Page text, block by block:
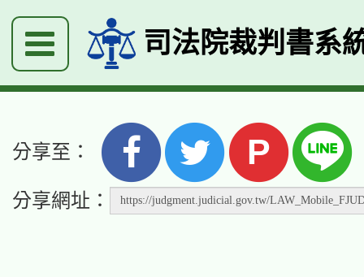
司法院裁判書系
分享至： P
分享網址：